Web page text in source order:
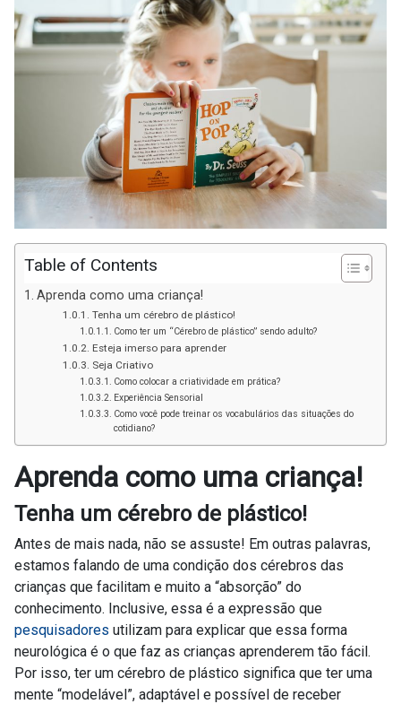
Table of Contents
Aprenda como uma criança!
Tenha um cérebro de plástico!
Como ter um “Cérebro de plástico” sendo adulto?
Esteja imerso para aprender
Seja Criativo
Como colocar a criatividade em prática?
Experiência Sensorial
Como você pode treinar os vocabulários das situações do
cotidiano?
Aprenda como uma criança!
Tenha um cérebro de plástico!
Antes de mais nada, não se assuste! Em outras palavras,
estamos falando de uma condição dos cérebros das
crianças que facilitam e muito a “absorção” do
conhecimento. Inclusive, essa é a expressão que
pesquisadores utilizam para explicar que essa forma
neurológica é o que faz as crianças aprenderem tão fácil.
Por isso, ter um cérebro de plástico significa que ter uma
mente “modelável”, adaptável e possível de receber